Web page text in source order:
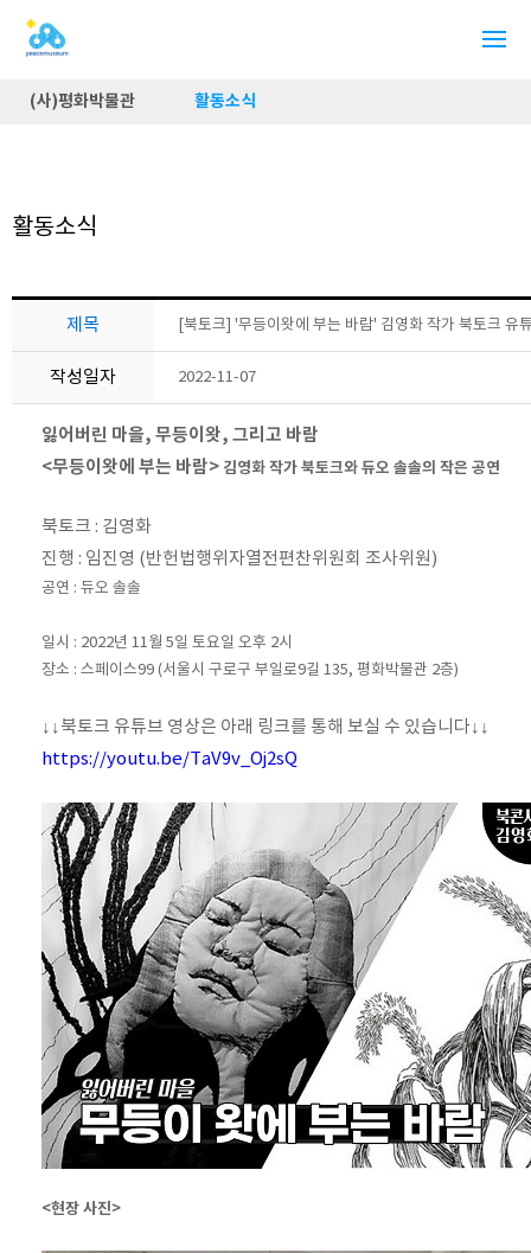
(사)평화박물관 활동소식
활동소식
제목 [북토크] '무등이왓에 부는 바람' 김영화 작가 북토크 유
작성일자 2022-11-07
잃어버린 마을, 무등이왓, 그리고 바람
<무등이왓에 부는 바람> 김영화 작가 북토크와 듀오 솔솔의 작은 공연
북토크 : 김영화
진행 : 임진영 (반헌법행위자열전편찬위원회 조사위원)
공연 : 듀오 솔솔
일시 : 2022년 11월 5일 토요일 오후 2시
장소 : 스페이스99 (서울시 구로구 부일로9길 135, 평화박물관 2층)
↓ ↓북토크 유튜브 영상은 아래 링크를 통해 보실 수 있습니다↓ ↓
https://youtu.be/TaV9v_Oj2sQ
<현장 사진>